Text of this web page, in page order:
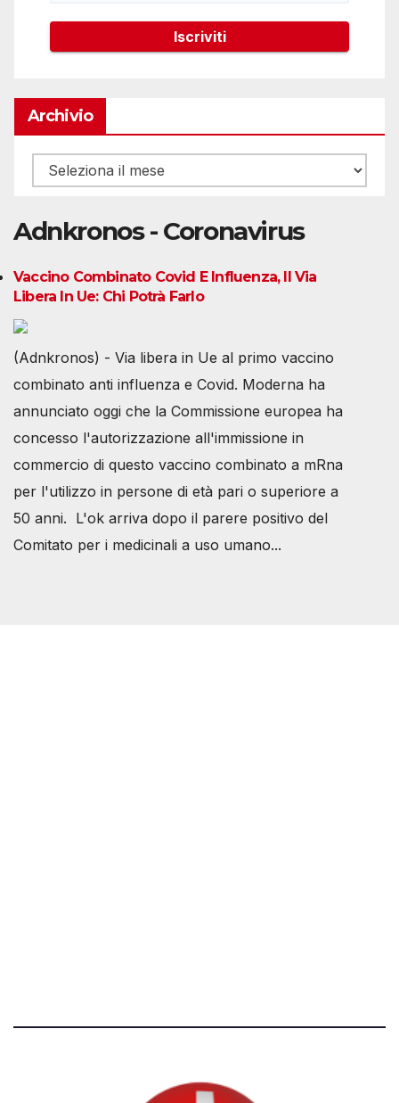
Archivio
Archivio
Adnkronos - Coronavirus
Vaccino Combinato Covid E Influenza, Il Via
Libera In Ue: Chi Potrà Farlo
(Adnkronos) - Via libera in Ue al primo vaccino
combinato anti influenza e Covid. Moderna ha
annunciato oggi che la Commissione europea ha
concesso l'autorizzazione all'immissione in
commercio di questo vaccino combinato a mRna
per l'utilizzo in persone di età pari o superiore a
50 anni. L'ok arriva dopo il parere positivo del
Comitato per i medicinali a uso umano...